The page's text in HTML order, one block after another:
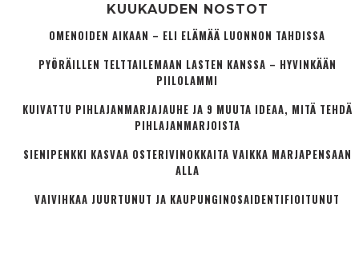
KUUKAUDEN NOSTOT
OMENOIDEN AIKAAN – ELI ELÄMÄÄ LUONNON TAHDISSA
PYÖRÄILLEN TELTTAILEMAAN LASTEN KANSSA – HYVINKÄÄN
PIILOLAMMI
KUIVATTU PIHLAJANMARJAJAUHE JA 9 MUUTA IDEAA, MITÄ TEHDÄ
PIHLAJANMARJOISTA
SIENIPENKKI KASVAA OSTERIVINOKKAITA VAIKKA MARJAPENSAAN
ALLA
VAIVIHKAA JUURTUNUT JA KAUPUNGINOSA­IDENTIFIOITUNUT